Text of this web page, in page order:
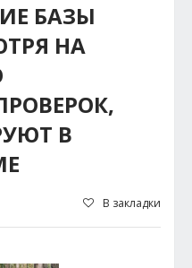
БАЗЫ
НА
В
В закладки